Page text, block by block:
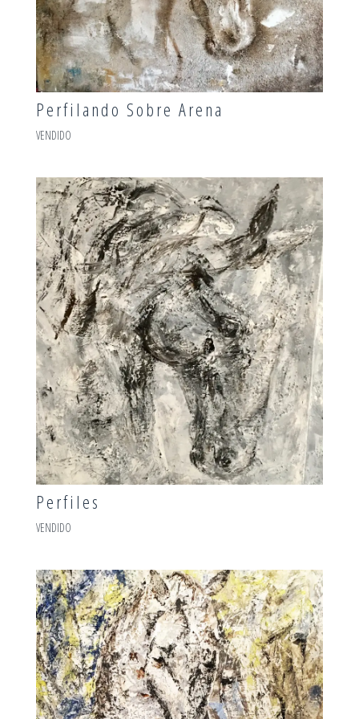
Perfilando Sobre Arena
VENDIDO
Perfiles
VENDIDO